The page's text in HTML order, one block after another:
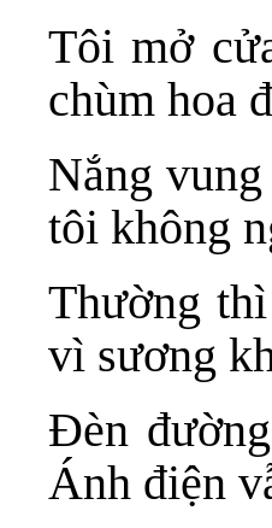
Tôi mở
chùm hoa
Nắng
tôi không
Thường
vì sương
Đèn
Ánh điện